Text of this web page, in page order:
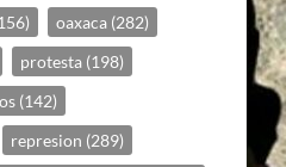
oaxaca (282)
protesta (198)
(142)
represion (289)